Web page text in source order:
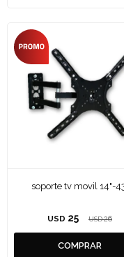
soporte tv movil 14"-
USD 25 USD 26